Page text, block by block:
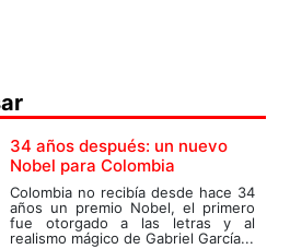
34 años después: un nuevo
Nobel para Colombia
Colombia no recibía desde hace 34
años un premio Nobel, el primero
fue otorgado a las letras y al
realismo mágico de Gabriel García...